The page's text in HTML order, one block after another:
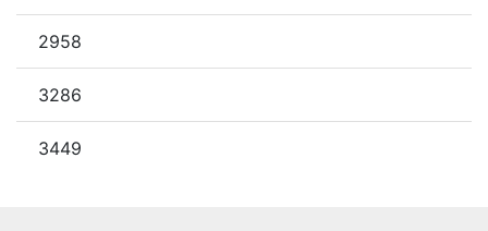
2958
3286
3449